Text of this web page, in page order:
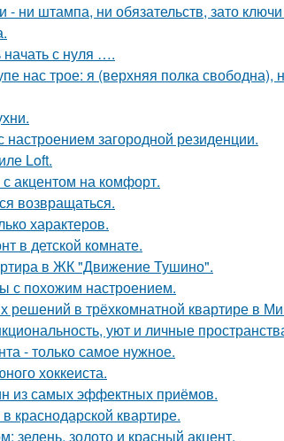
- ни штампа, ни обязательств, зато
с нуля ….
нас трое: я (верхняя полка
настроением загородной резиденции.
Loft.
акцентом на комфорт.
возвращаться.
характеров.
в детской комнате.
в ЖК "Движение Тушино".
с похожим настроением.
решений в трёхкомнатной квартире в
уют и личные
- только самое нужное.
хоккеиста.
из самых эффектных приёмов.
краснодарской квартире.
зелень, золото и красный акцент.